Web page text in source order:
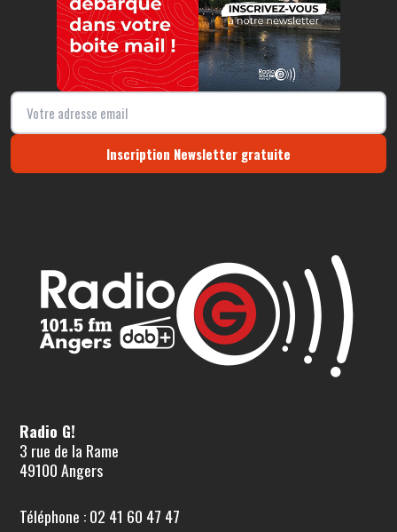
Inscription Newsletter gratuite
Radio G!
3 rue de la Rame
49100 Angers
Téléphone : 02 41 60 47 47